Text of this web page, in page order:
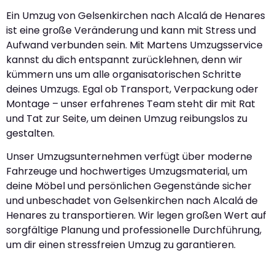
Ein Umzug von Gelsenkirchen nach Alcalá de Henares
ist eine große Veränderung und kann mit Stress und
Aufwand verbunden sein. Mit Martens Umzugsservice
kannst du dich entspannt zurücklehnen, denn wir
kümmern uns um alle organisatorischen Schritte
deines Umzugs. Egal ob Transport, Verpackung oder
Montage – unser erfahrenes Team steht dir mit Rat
und Tat zur Seite, um deinen Umzug reibungslos zu
gestalten.
Unser Umzugsunternehmen verfügt über moderne
Fahrzeuge und hochwertiges Umzugsmaterial, um
deine Möbel und persönlichen Gegenstände sicher
und unbeschadet von Gelsenkirchen nach Alcalá de
Henares zu transportieren. Wir legen großen Wert auf
sorgfältige Planung und professionelle Durchführung,
um dir einen stressfreien Umzug zu garantieren.